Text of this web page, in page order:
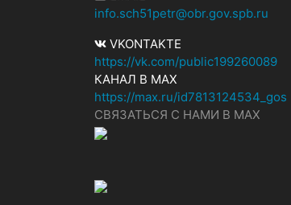
info.sch51petr@obr.gov.spb.ru
VKONTAKTE
https://vk.com/public199260089
КАНАЛ В MAX
https://max.ru/id7813124534_gos
СВЯЗАТЬСЯ С НАМИ В МАХ